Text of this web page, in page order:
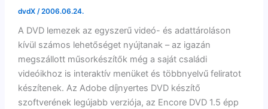
dvdX /2006.06.24.
A DVD lemezek az egyszerű videó- és adattároláson
kívül számos lehetőséget nyújtanak – az igazán
megszállott műsorkészítők még a saját családi
videóikhoz is interaktív menüket és többnyelvű feliratot
készítenek. Az Adobe díjnyertes DVD készítő
szoftverének legújabb verziója, az Encore DVD 1.5 épp